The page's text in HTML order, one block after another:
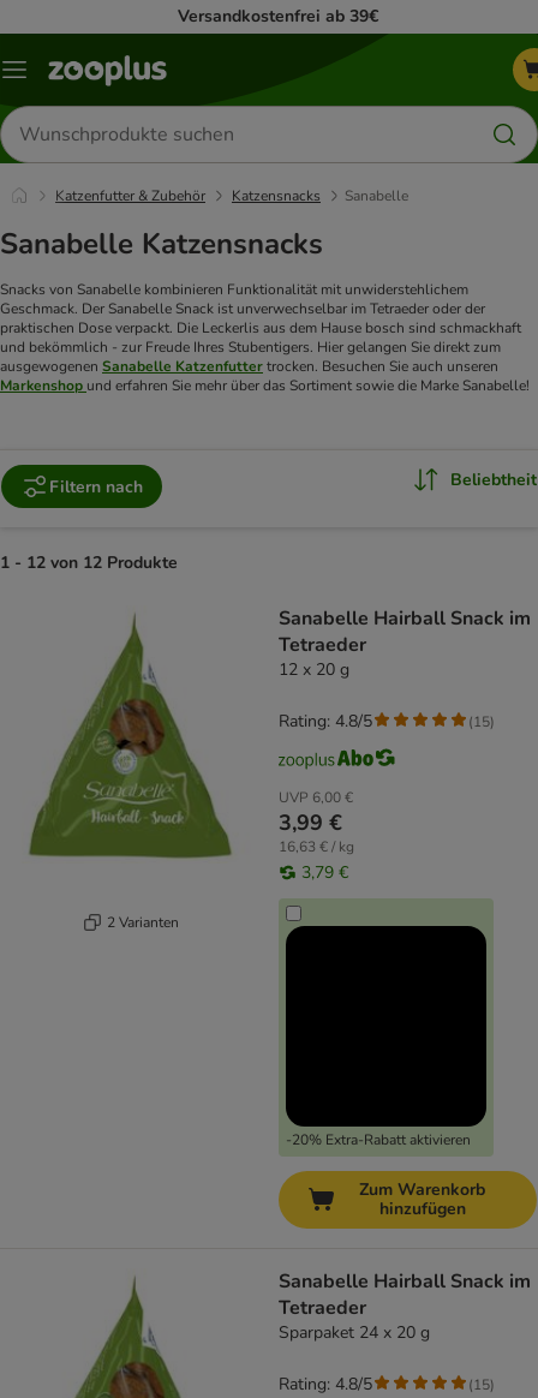
Versandkostenfrei ab 39€
Menü
Produkte
suchen
Katzenfutter & Zubehör Katzensnacks Sanabelle
Sanabelle Katzensnacks
Snacks von Sanabelle kombinieren Funktionalität mit unwiderstehlichem
Geschmack. Der Sanabelle Snack ist unverwechselbar im Tetraeder oder der
praktischen Dose verpackt. Die Leckerlis aus dem Hause bosch sind schmackhaft
und bekömmlich - zur Freude Ihres Stubentigers. Hier gelangen Sie direkt zum
ausgewogenen Sanabelle Katzenfuttertrocken. Besuchen Sie auch unseren
Markenshop und erfahren Sie mehr über das Sortiment sowie die Marke Sanabelle!
Filtern nach Beliebtheit
1 - 12 von 12 Produkte
2 Varianten
Sanabelle Hairball Snack im
Tetraeder
12 x 20 g
UVP 6,00 €
3,99 €
16,63 € / kg
3,79 €
-20% Extra-Rabatt aktivieren
Rating: 4.8/5 (15)
Zum Warenkorb
hinzufügen
Sanabelle Hairball Snack im
Tetraeder
Sparpaket 24 x 20 g
Rating: 4.8/5 (15)